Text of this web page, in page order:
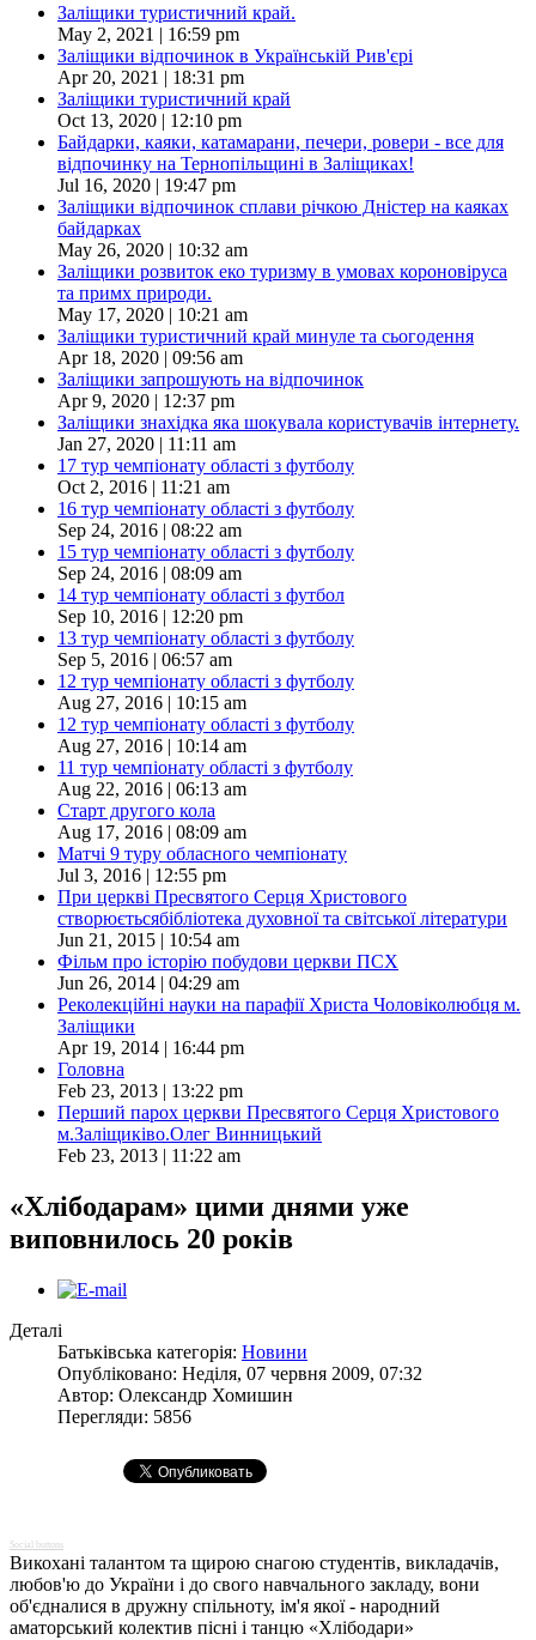
Заліщики туристичний край.
May 2, 2021 | 16:59 pm
Заліщики відпочинок в Українській Рив'єрі
Apr 20, 2021 | 18:31 pm
Заліщики туристичний край
Oct 13, 2020 | 12:10 pm
Байдарки, каяки, катамарани, печери, ровери - все для
відпочинку на Тернопільщині в Заліщиках!
Jul 16, 2020 | 19:47 pm
Заліщики відпочинок сплави річкою Дністер на каяках
байдарках
May 26, 2020 | 10:32 am
Заліщики розвиток еко туризму в умовах короновіруса
та примх природи.
May 17, 2020 | 10:21 am
Заліщики туристичний край минуле та сьогодення
Apr 18, 2020 | 09:56 am
Заліщики запрошують на відпочинок
Apr 9, 2020 | 12:37 pm
Заліщики знахідка яка шокувала користувачів інтернету.
Jan 27, 2020 | 11:11 am
17 тур чемпіонату області з футболу
Oct 2, 2016 | 11:21 am
16 тур чемпіонату області з футболу
Sep 24, 2016 | 08:22 am
15 тур чемпіонату області з футболу
Sep 24, 2016 | 08:09 am
14 тур чемпіонату області з футбол
Sep 10, 2016 | 12:20 pm
13 тур чемпіонату області з футболу
Sep 5, 2016 | 06:57 am
12 тур чемпіонату області з футболу
Aug 27, 2016 | 10:15 am
12 тур чемпіонату області з футболу
Aug 27, 2016 | 10:14 am
11 тур чемпіонату області з футболу
Aug 22, 2016 | 06:13 am
Старт другого кола
Aug 17, 2016 | 08:09 am
Матчі 9 туру обласного чемпіонату
Jul 3, 2016 | 12:55 pm
При церкві Пресвятого Серця Христового
створюєтьсябібліотека духовної та світської літератури
Jun 21, 2015 | 10:54 am
Фільм про історію побудови церкви ПСХ
Jun 26, 2014 | 04:29 am
Реколекційні науки на парафії Христа Чоловіколюбця м.
Заліщики
Apr 19, 2014 | 16:44 pm
Головна
Feb 23, 2013 | 13:22 pm
Перший парох церкви Пресвятого Серця Христового
м.Заліщиківо.Олег Винницький
Feb 23, 2013 | 11:22 am
«Хлібодарам» цими днями уже
виповнилось 20 років
Деталі
Батьківська категорія: Новини
Опубліковано: Неділя, 07 червня 2009, 07:32
Автор: Олександр Хомишин
Перегляди: 5856
Social buttons
Викохані талантом та щирою снагою студентів, викладачів,
любов'ю до України і до свого навчального закладу, вони
об'єдналися в дружну спільноту, ім'я якої - народний
аматорський колектив пісні і танцю «Хлібодари»